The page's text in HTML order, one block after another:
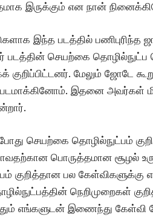
இருக்கும் என நான்
இந்த படத்தில் பணிபுரிந்த
செயற்கை தொழில்நுட்ப
குறிப்பிட்டனர். மேலும் ஜோடே
படமாக்கினோம். இதனை அவர்கள்
செயற்கை தொழில்நுட்பம்
பொருத்தமான சூழல்
குறித்தான பல கேள்விகளுக்கு
நெறிமுறைகள்
எங்களுடன் இணைந்து கேள்வி